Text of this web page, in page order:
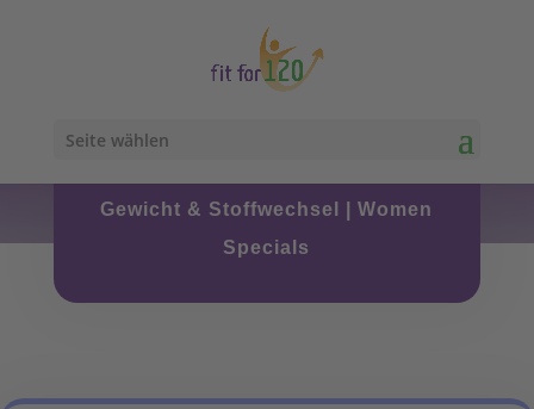
Seite wählen
Gewicht & Stoffwechsel |Women
Specials